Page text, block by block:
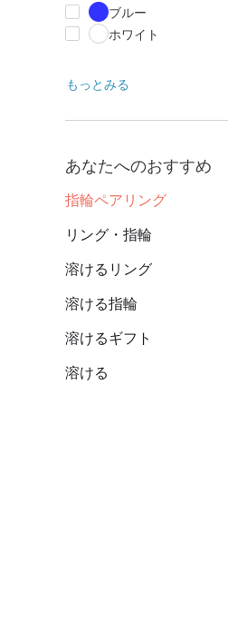
ブルー
ホワイト
もっとみる
あなたへのおすすめ
指輪ペアリング
リング・指輪
溶けるリング
溶ける指輪
溶けるギフト
溶ける